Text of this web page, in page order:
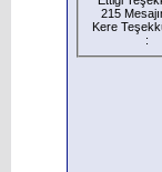
215
Kere
: